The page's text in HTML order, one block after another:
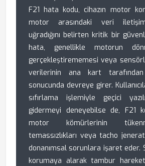
F21 hata kodu, cihazın motor
motor arasındaki veri
uğradığını belirten kritik bir
hata, genellikle motorun
gerçekleştirememesi veya
verilerinin ana kart tarafından
sonucunda devreye girer.
sıfırlama işlemiyle geçici
gidermeyi deneyebilse de, F21
motor kömürlerinin
temassızlıkları veya tacho
donanımsal sorunlara işaret eder.
korumaya alarak tambur